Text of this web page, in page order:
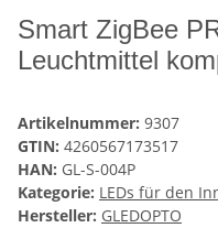
Smart ZigBee
Leuchtmittel
Artikelnummer: 9307
GTIN: 4260567173517
HAN: GL-S-004P
Kategorie: LEDs für den
Hersteller: GLEDOPTO